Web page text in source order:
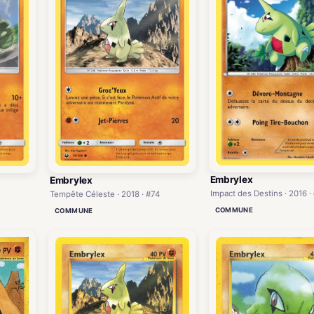
Embrylex
Tempête Céleste · 2018 · #74
COMMUNE
Embrylex
Impact des Destins · 2016 ·
COMMUNE